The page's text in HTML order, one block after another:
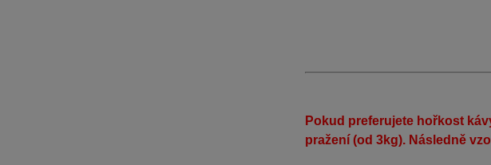
Pokud preferujete hořkost
pražení (od 3kg). Následně